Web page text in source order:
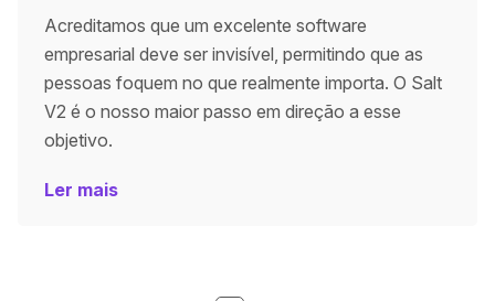
Acreditamos que um excelente software
empresarial deve ser invisível, permitindo que as
pessoas foquem no que realmente importa. O Salt
V2 é o nosso maior passo em direção a esse
objetivo.
Ler mais